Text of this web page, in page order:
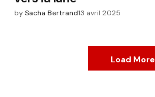
bySacha Bertrand13 avril 2025
Load More